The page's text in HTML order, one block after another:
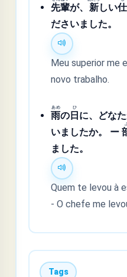
先輩が、 新しい仕
ださいました。
Meu superior me
novo trabalho.
雨
あめ
の日
ひ
に、どな
いましたか。 ー
ました。
Quem te levou à
- O chefe me
Tags